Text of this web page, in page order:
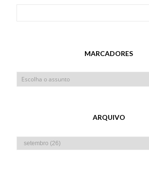
MARCADORES
ARQUIVO